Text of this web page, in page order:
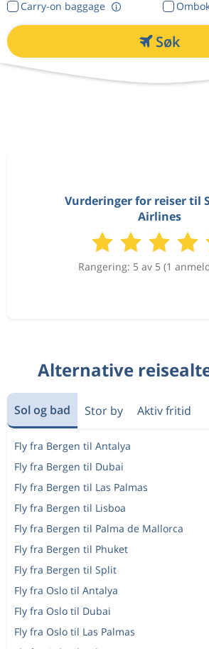
Carry-on baggage
Søk
Vurderinger for reiser til
Airlines
Rangering: 5 av 5 (1
Alternative
Sol og bad Stor by Aktiv fritid
Fly fra Bergen til Antalya
Fly fra Bergen til Dubai
Fly fra Bergen til Las Palmas
Fly fra Bergen til Lisboa
Fly fra Bergen til Palma de Mallorca
Fly fra Bergen til Phuket
Fly fra Bergen til Split
Fly fra Oslo til Antalya
Fly fra Oslo til Dubai
Fly fra Oslo til Las Palmas